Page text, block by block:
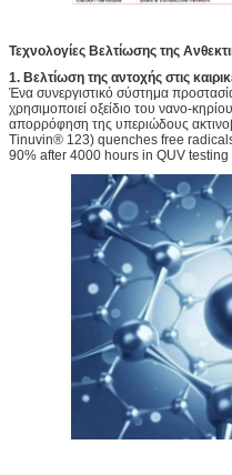
Τεχνολογίες Βελτίωσης της
1. Βελτίωση της αντοχής στις
Ένα συνεργιστικό σύστημα
χρησιμοποιεί οξείδιο του νανο-
απορρόφηση της υπεριώδους
Tinuvin® 123) quenches free
90% after 4000 hours in QUV testing